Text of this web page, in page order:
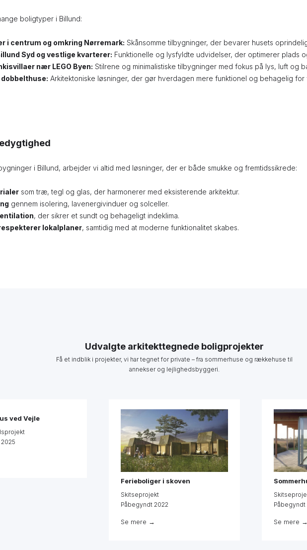
boligtyper i Billund:
i centrum og omkring Nørremark: Skånsomme tilbygninger, der bevarer husets
Syd og vestlige kvarterer: Funktionelle og lysfyldte udvidelser, der optimerer plads
nær LEGO Byen: Stilrene og minimalistiske tilbygninger med fokus på lys, luft og
Arkitektoniske løsninger, der gør hverdagen mere funktionel og behagelig for
i Billund, arbejder vi altid med løsninger, der er både smukke og fremtidssikrede:
som træ, tegl og glas, der harmonerer med eksisterende arkitektur.
gennem isolering, lavenergivinduer og solceller.
, der sikrer et sundt og behageligt indeklima.
lokalplaner, samtidig med at moderne funktionalitet skabes.
Udvalgte arkitekttegnede boligprojekter
Få et indblik i projekter, vi har tegnet for private – fra sommerhuse og rækkehuse til
annekser og lejlighedsbyggeri.
ved Vejle
Ferieboliger i skoven
Skitseprojekt
Påbegyndt 2022
Se mere →
Påbegyndt
Se mere →